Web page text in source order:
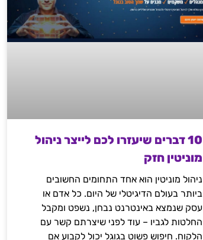
10 דברים שיעזרו לכם לייצר ניהול
מוניטין חזק
ניהול מוניטין הוא אחד התחומים החשובים
ביותר בעולם הדיגיטלי של היום. כל אדם או
עסק שנמצא באינטרנט נבחן, נשפט ומקבל
החלטות לגביו – עוד לפני שיצרתם קשר עם
הלקוח. חיפוש פשוט בגוגל יכול לקבוע אם